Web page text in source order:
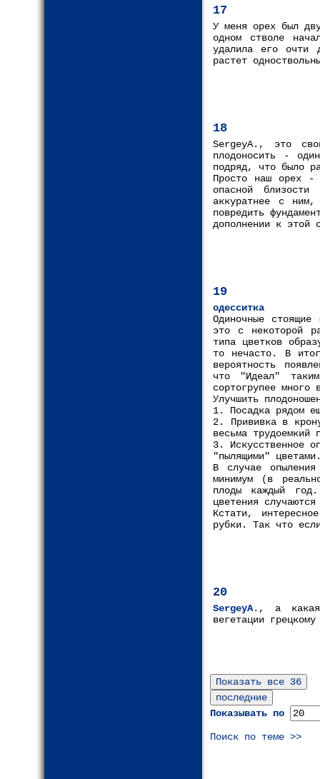
17
У меня орех был
одном стволе
удалила его очти
растет
18
SergeyA., это
плодоносить -
подряд, что было
Просто наш орех -
опасной
аккуратнее с
повредить
дополнении к этой
19
одесситка
Одиночные
это с некоторой
типа цветков
то нечасто. В
вероятность
что "Идеал"
сортогрупее много
Улучшить
1. Посадка рядом
2. Прививка в
весьма трудоемкий
3. Искусственное
"пылящими"
В случае
минимум (в
плоды каждый
цветения
Кстати,
рубки. Так что
20
SergeyA. , а какая
вегетации
Показывать по
Поиск по теме >>